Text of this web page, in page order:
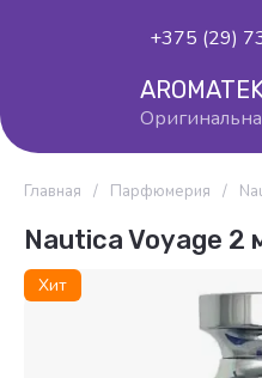
+375 (29)
Главная / Парфюмерия /
Nautica Voyage 2
Хит